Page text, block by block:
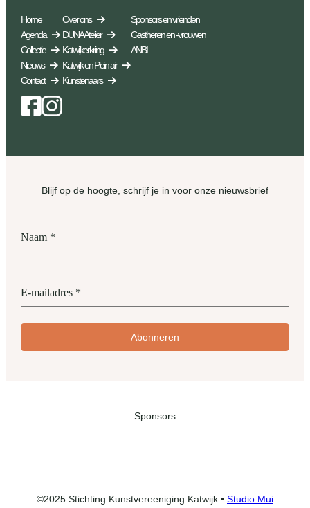
Home
Agenda
Collectie
Nieuws
Contact
Facebook Instagram
Over ons
DUNA Atelier
Katwijkerkring
Katwijk en Plein air
Kunstenaars
Sponsors en vrienden
Gastheren en -vrouwen
ANBI
Blijf op de hoogte, schrijf je in voor onze nieuwsbrief
Naam *
E-mailadres *
Abonneren
Sponsors
©2025 Stichting Kunstvereeniging Katwijk • Studio Mui